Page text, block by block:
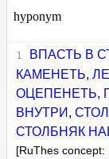
hyponym
ВПАСТЬ В
КАМЕНЕТЬ,
ОЦЕПЕНЕТЬ,
ВНУТРИ ,
СТОЛБНЯК
[RuThes concept: